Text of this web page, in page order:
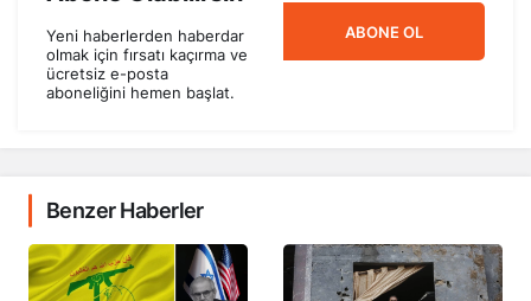
Yeni haberlerden haberdar
olmak için fırsatı kaçırma ve
ücretsiz e-posta
aboneliğini hemen başlat.
ABONE OL
Benzer Haberler